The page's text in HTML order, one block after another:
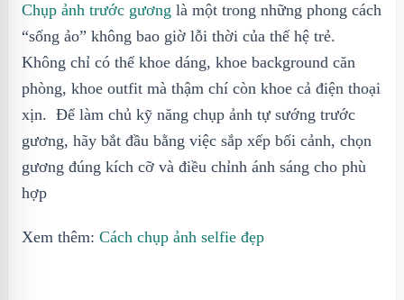
Chụp ảnh trước gương là một trong những phong cách
“sống ảo” không bao giờ lỗi thời của thế hệ trẻ.
Không chỉ có thể khoe dáng, khoe background căn
phòng, khoe outfit mà thậm chí còn khoe cả điện thoại
xịn. Để làm chủ kỹ năng chụp ảnh tự sướng trước
gương, hãy bắt đầu bằng việc sắp xếp bối cảnh, chọn
gương đúng kích cỡ và điều chỉnh ánh sáng cho phù
hợp
Xem thêm: Cách chụp ảnh selfie đẹp